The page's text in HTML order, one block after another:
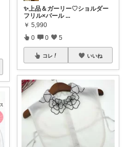
✨上品＆ガーリー♡ショルダー
フリル×パール ...
￥ 5,990
0 0 5
コレ いいね